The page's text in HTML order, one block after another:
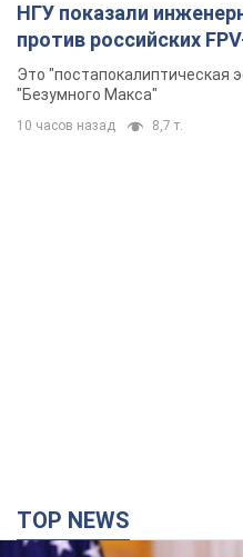
НГУ показали
против российских
Фото
Это "постапокалиптическая
"Безумного Макса"
10 часов назад 8,7 т.
TOP NEWS